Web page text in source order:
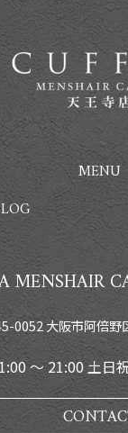
MENU
MENSHAIR
0052 大阪市阿倍
〜 21:00 土日